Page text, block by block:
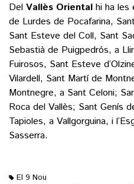
Del Vallès Oriental hi ha les
de Lurdes de Pocafarina,
Sant Esteve del Coll, Sant
Sebastià de Puigpedrós, a
Fuirosos, Sant Esteve
Vilardell, Sant Martí de
Montnegre, a Sant Celoni;
Roca del Vallès; Sant Genís
Tapioles, a Vallgorguina, i
Sasserra.
El 9 Nou